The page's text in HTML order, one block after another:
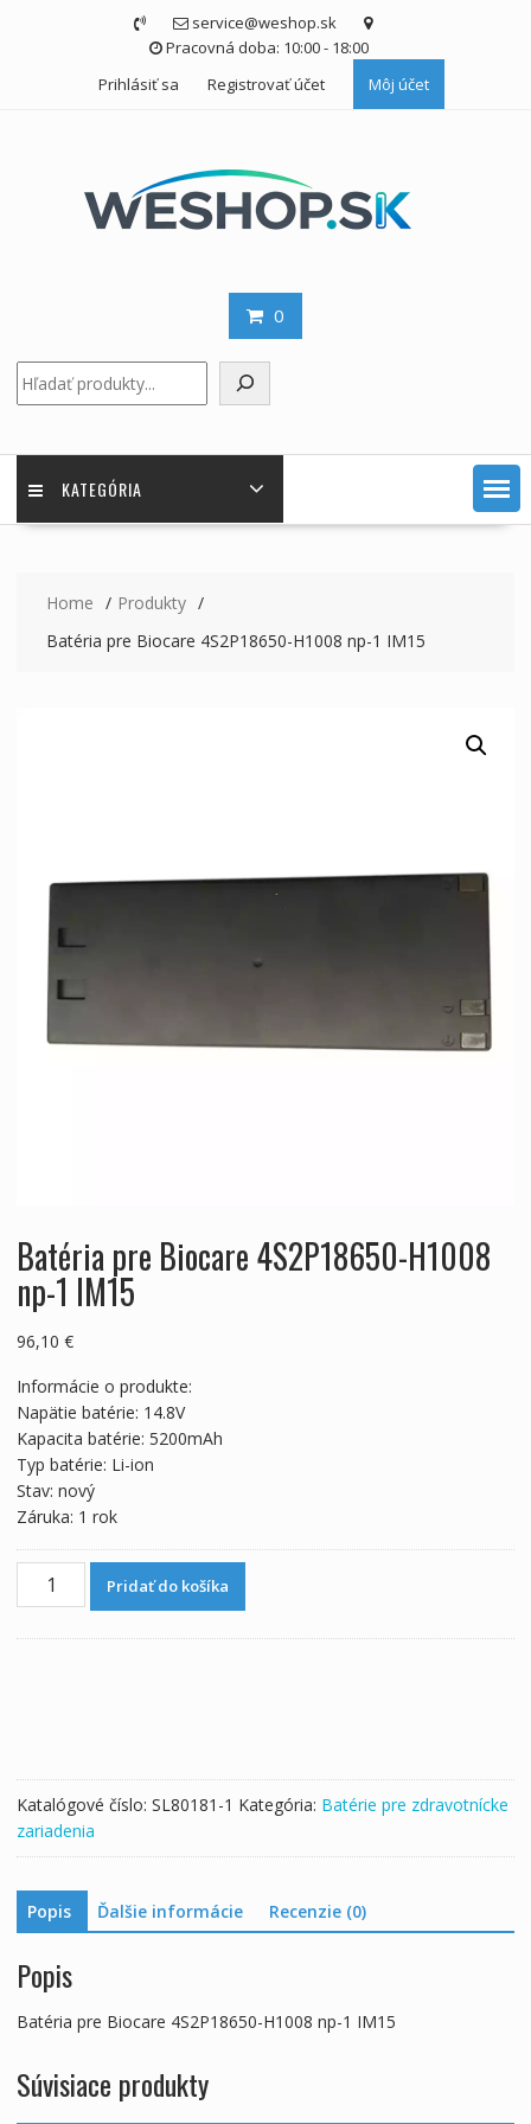
service@weshop.sk
Pracovná doba: 10:00 - 18:00
Prihlásiť sa
Registrovať účet Môj účet
0
KATEGÓRIA
Home
Produkty
Batéria pre Biocare 4S2P18650-H1008 np-1 IM15
Batéria pre Biocare 4S2P18650-H1008
np-1 IM15
96,10 €
Informácie o produkte:
Napätie batérie: 14.8V
Kapacita batérie: 5200mAh
Typ batérie: Li-ion
Stav: nový
Záruka: 1 rok
množstvo
Batéria
IM15
Pridať do košíka
Katalógové číslo: SL80181-1 Kategória: Batérie pre zdravotnícke
zariadenia
Popis Ďalšie informácie Recenzie (0)
Popis
Batéria pre Biocare 4S2P18650-H1008 np-1 IM15
Súvisiace produkty